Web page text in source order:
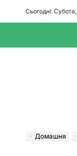
Сьогодні:
Домашня